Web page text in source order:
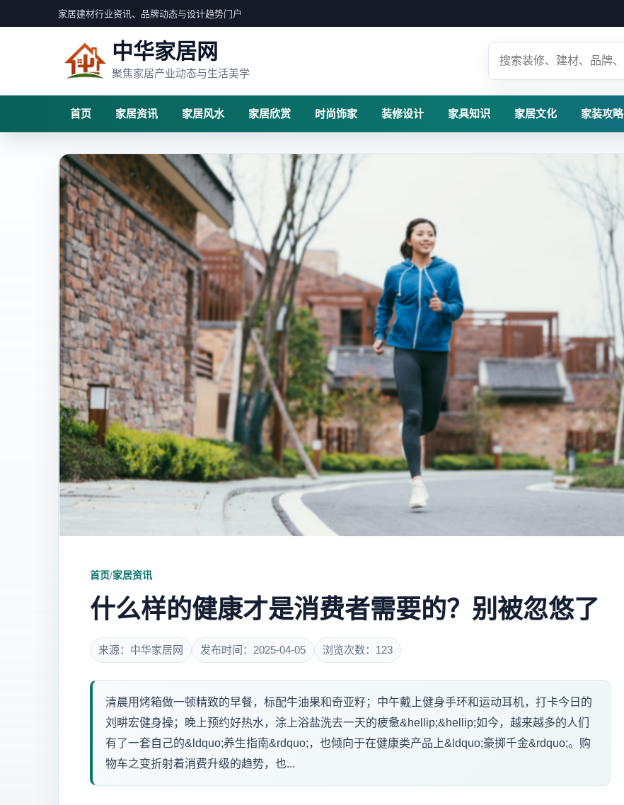
家居建材行业资讯、品牌动态与设计趋势门户
中华家居网
聚焦家居产业动态与生活美学
首页 家居资讯 家居风水 家居欣赏 时尚饰家 装修设计 家具知识 家居文化 家装攻略
首页/家居资讯
什么样的健康才是消费者需要的？别被忽悠了
来源：中华家居网 发布时间：2025-04-05 浏览次数：123
清晨用烤箱做一顿精致的早餐，标配牛油果和奇亚籽；中午戴上健身手环和运动耳机，打卡今日的
刘畊宏健身操；晚上预约好热水，涂上浴盐洗去一天的疲惫&hellip;&hellip;如今，越来越多的人们
有了一套自己的&ldquo;养生指南&rdquo;，也倾向于在健康类产品上&ldquo;豪掷千金&rdquo;。购
物车之变折射着消费升级的趋势，也...